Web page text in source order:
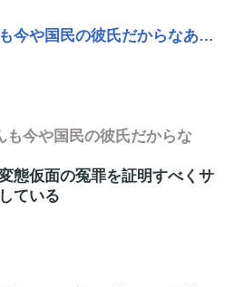
今や国民の彼氏だからなあ…
も今や国民の彼氏だからな
態仮面の冤罪を証明すべくサ
ている